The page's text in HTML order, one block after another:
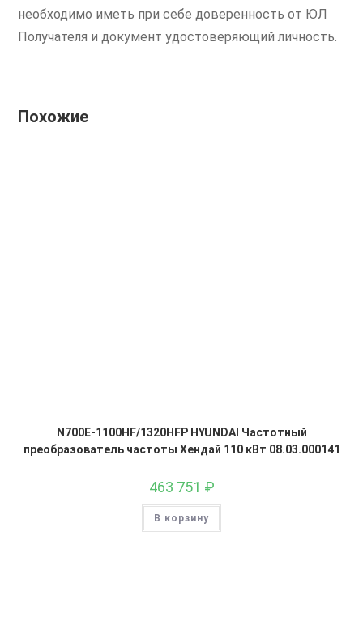
необходимо иметь при себе доверенность от ЮЛ
Получателя и документ удостоверяющий личность.
Похожие
N700E-1100HF/1320HFP HYUNDAI Частотный
преобразователь частоты Хендай 110 кВт 08.03.000141
463 751 ₽
В корзину